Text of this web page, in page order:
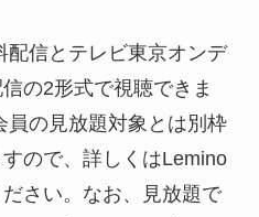
配信とテレビ東京オンデ
の2形式で視聴できま
員の見放題対象とは別枠
ので、詳しくはLemino
さい。なお、見放題で